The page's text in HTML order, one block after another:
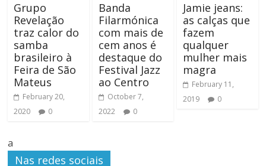
Grupo
Revelação
traz calor do
samba
brasileiro à
Feira de São
Mateus
February 20,
2020
0
Banda
Filarmónica
com mais de
cem anos é
destaque do
Festival Jazz
ao Centro
October 7,
2022
0
Jamie jeans:
as calças que
fazem
qualquer
mulher mais
magra
February 11,
2019
0
a
Nas redes sociais